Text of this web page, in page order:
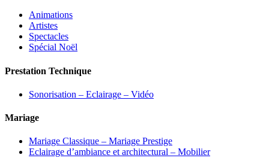
Animations
Artistes
Spectacles
Spécial Noël
Prestation Technique
Sonorisation – Eclairage – Vidéo
Mariage
Mariage Classique – Mariage Prestige
Eclairage d’ambiance et architectural – Mobilier